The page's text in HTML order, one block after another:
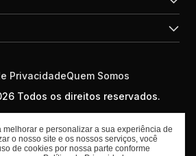
Todos os direitos reservados.
PrivacidadeQuem Somos
melhorar e personalizar a sua experiência de
o nosso site e os nossos serviços, você
de cookies por nossa parte conforme